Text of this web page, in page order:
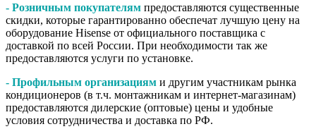
- Розничным покупателям предоставляются существенные
скидки, которые гарантированно обеспечат лучшую цену на
оборудование Hisense от официального поставщика с
доставкой по всей России. При необходимости так же
предоставляются услуги по установке.
- Профильным организациям и другим участникам рынка
кондиционеров (в т.ч. монтажникам и интернет-магазинам)
предоставляются дилерские (оптовые) цены и удобные
условия сотрудничества и доставка по РФ.